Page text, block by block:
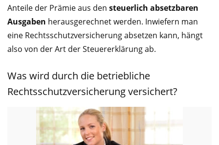
Anteile der Prämie aus den steuerlich absetzbaren
Ausgaben herausgerechnet werden. Inwiefern man
eine Rechtsschutzversicherung absetzen kann, hängt
also von der Art der Steuererklärung ab.
Was wird durch die betriebliche
Rechtsschutzversicherung versichert?